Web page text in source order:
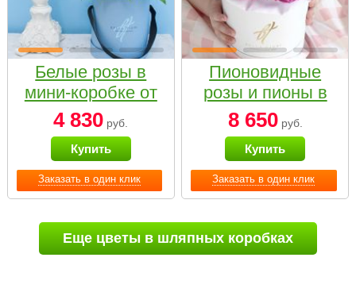
Заказать в один клик
Белые розы в
мини-коробке от
Bella Fiori
4 830 руб.
Купить
Заказать в один клик
Пионовидные
розы и пионы в
белой коробке
Small
8 650руб.
Купить
Еще цветы в шляпных коробках